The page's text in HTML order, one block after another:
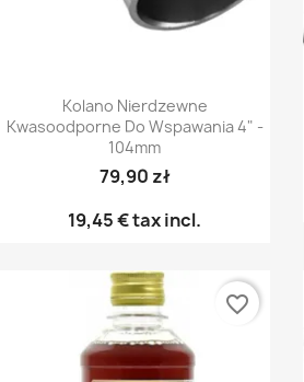
Γρήγορη προβολή
Kolano Nierdzewne
Kwasoodporne Do Wspawania 4" -
104mm
79,90 zł
19,45 €tax incl.
favorite_border